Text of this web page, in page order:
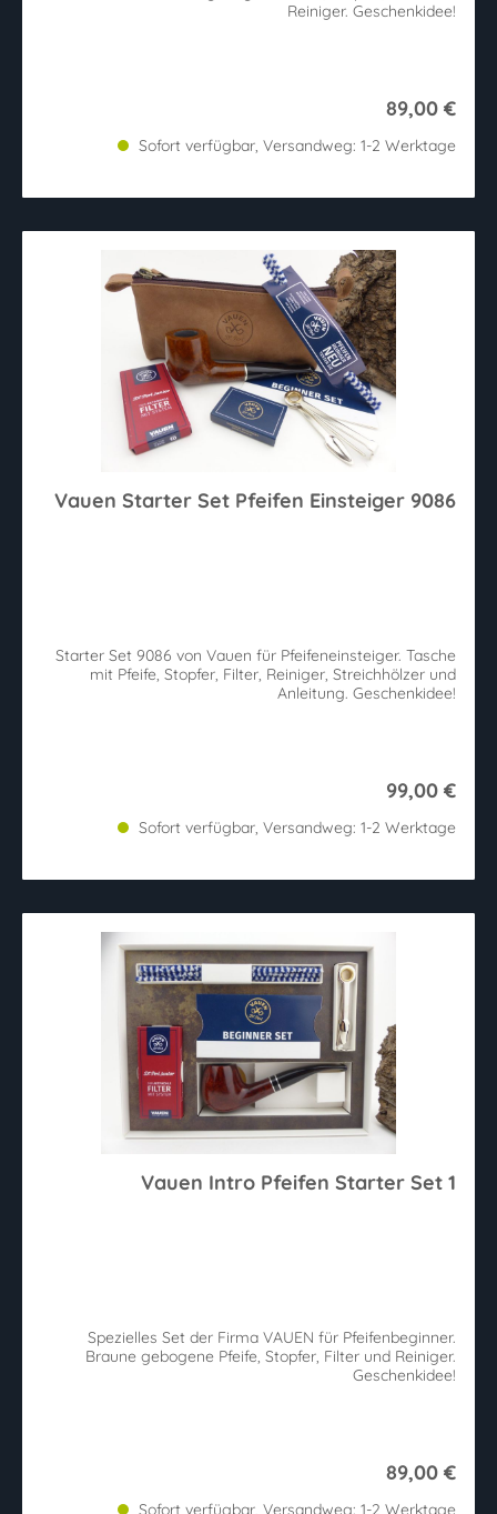
Reiniger. Geschenkidee!
89,00 €
Sofort verfügbar, Versandweg: 1-2 Werktage
Vauen Starter Set Pfeifen Einsteiger 9086
Starter Set 9086 von Vauen für Pfeifeneinsteiger. Tasche
mit Pfeife, Stopfer, Filter, Reiniger, Streichhölzer und
Anleitung. Geschenkidee!
99,00 €
Sofort verfügbar, Versandweg: 1-2 Werktage
Vauen Intro Pfeifen Starter Set 1
Spezielles Set der Firma VAUEN für Pfeifenbeginner.
Braune gebogene Pfeife, Stopfer, Filter und Reiniger.
Geschenkidee!
89,00 €
Sofort verfügbar, Versandweg: 1-2 Werktage